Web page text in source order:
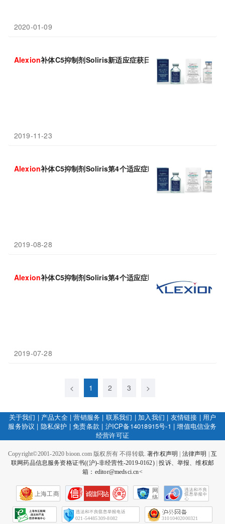
2020-01-09
Alexion补体C5抑制剂Soliris新适应症获日本批准！
2019-11-23
Alexion补体C5抑制剂Soliris第4个适应症欧盟获批！
2019-08-28
Alexion补体C5抑制剂Soliris第4个适应症即将获批
2019-07-28
< 1 2 3 >
关于我们 | 产品大全|营销服务 | 联系我们 | 加入我们 | 友情链接 | 用户
服务协议 | 隐私保护 |免责条款 | 沪ICP备14018915号-1 |增值电信业务
经营许可证
Copyright©2001-2020 bioon.com 版权所有 不得转载.著作权声明 法律声明
互
联网药品信息服务资格证书((沪)-非经营性-2019-0162)|投诉、举报、维权邮
箱：editor@medsci.cn<
上海工商
网
络
会
征
021-54485309-8082 31010402000321